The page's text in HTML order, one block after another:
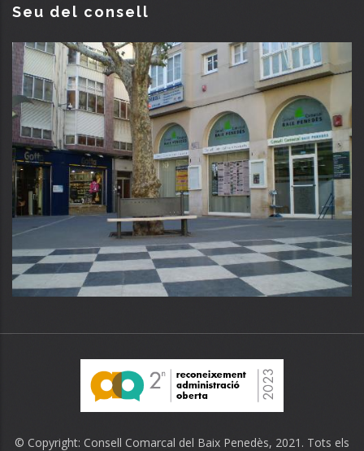
Seu del consell
© Copyright: Consell Comarcal del Baix Penedès, 2021. Tots els